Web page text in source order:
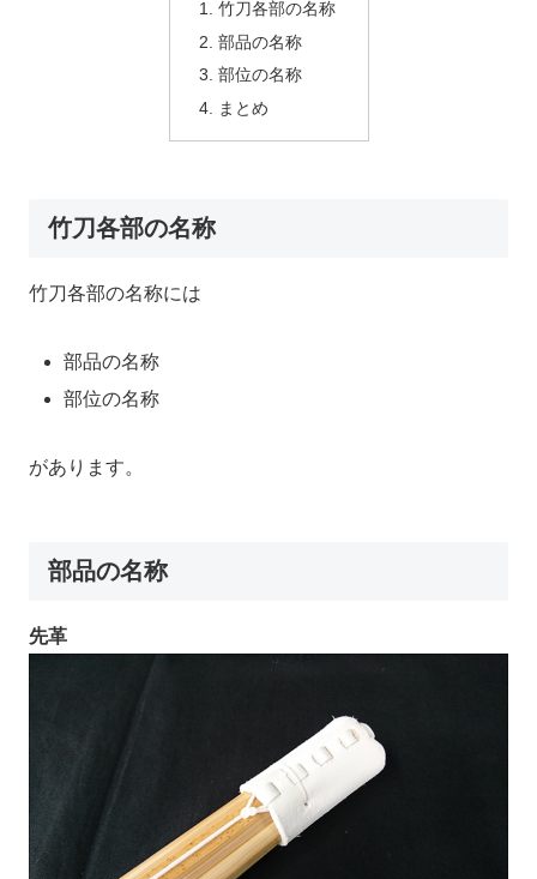
竹刀各部の名称
部品の名称
部位の名称
まとめ
竹刀各部の名称
竹刀各部の名称には
部品の名称
部位の名称
があります。
部品の名称
先革